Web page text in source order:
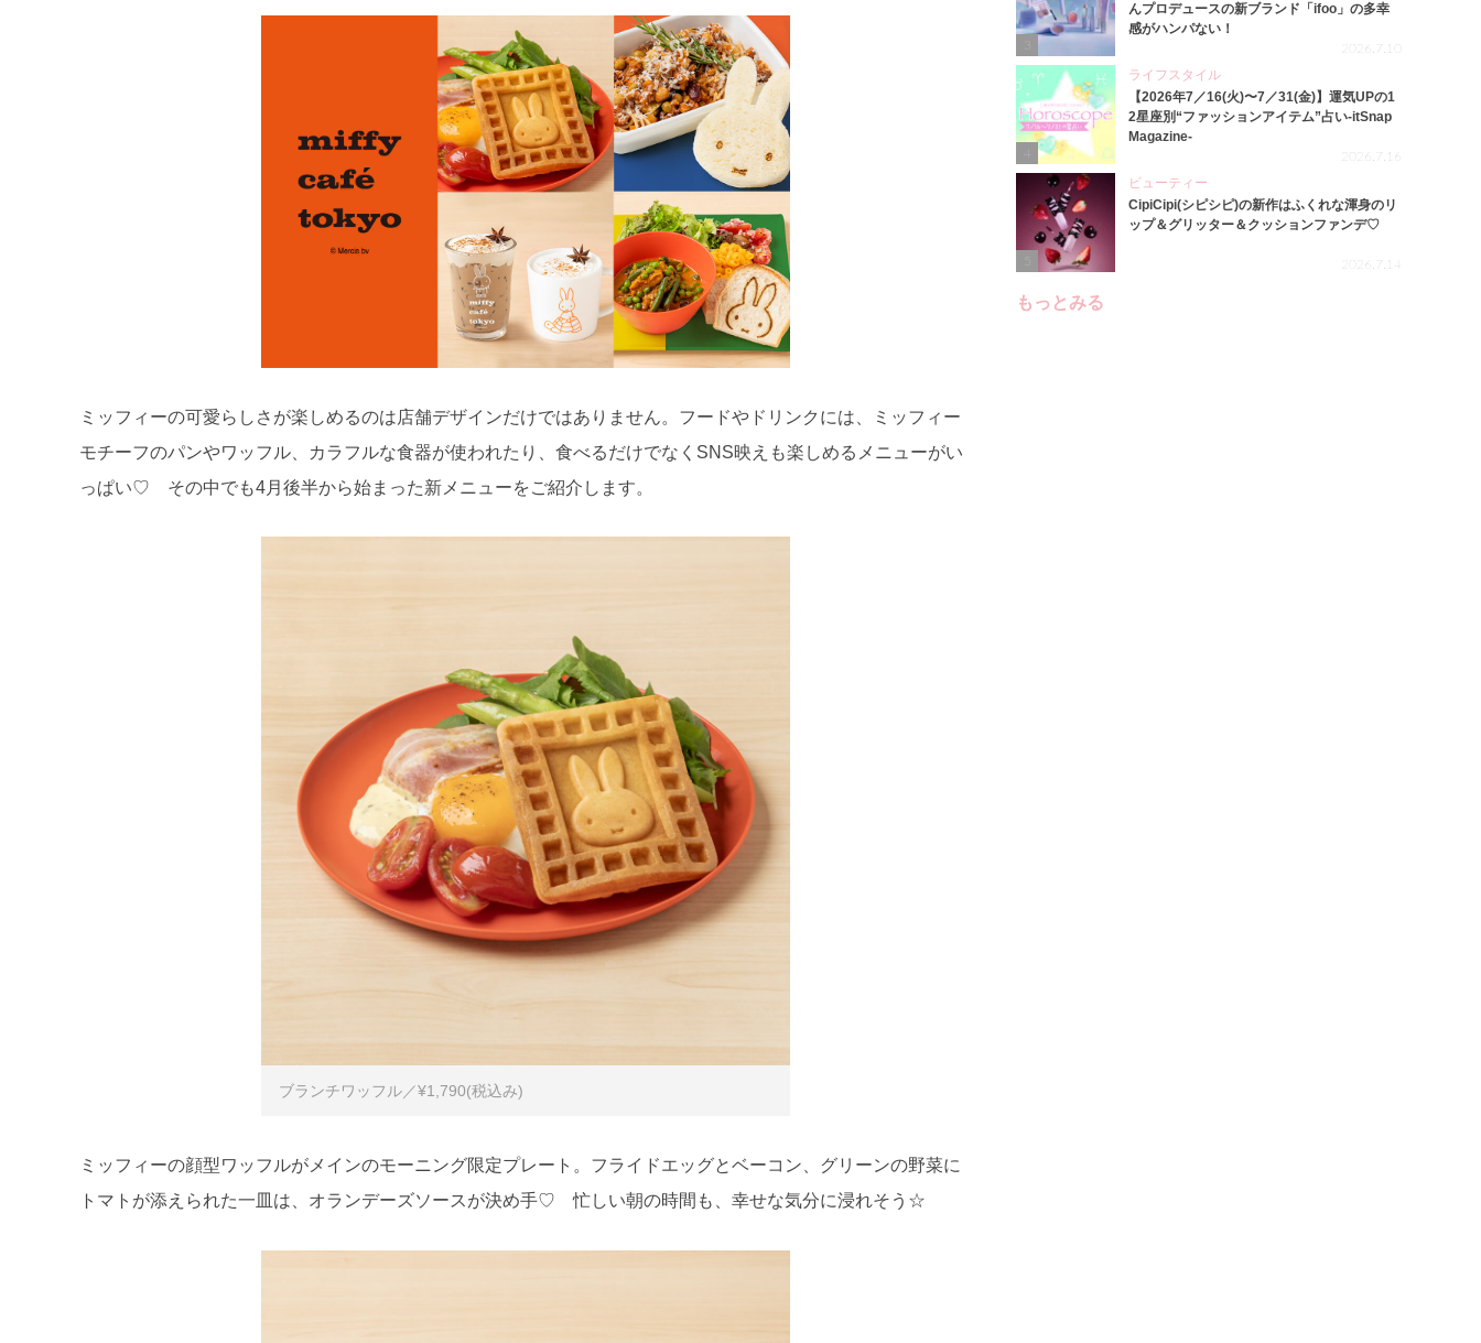
ミッフィーの可愛らしさが楽しめるのは店舗デザインだけではありません。フードやドリンクには、ミッフィー
モチーフのパンやワッフル、カラフルな食器が使われたり、食べるだけでなくSNS映えも楽しめるメニューがい
っぱい♡ その中でも4月後半から始まった新メニューをご紹介します。
ブランチワッフル／¥1,790(税込み)
ミッフィーの顔型ワッフルがメインのモーニング限定プレート。フライドエッグとベーコン、グリーンの野菜に
トマトが添えられた一皿は、オランデーズソースが決め手♡ 忙しい朝の時間も、幸せな気分に浸れそう☆
3
んプロデュースの新ブランド「ifoo」の多幸
感がハンパない！
2026.7.10
4
ライフスタイル
【2026年7／16(火)〜7／31(金)】運気UPの1
2星座別“ファッションアイテム”占い-itSnap
Magazine-
2026.7.16
ビューティー
CipiCipi(シピシピ)の新作はふくれな渾身のリ
ップ＆グリッター＆クッションファンデ♡
2026.7.14
もっとみる